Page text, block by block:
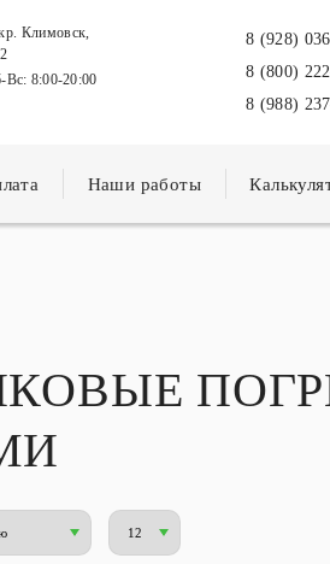
Климовск,
Вс: 8:00-20:00
8 (928)
8 (800)
8 (988)
Наши работы